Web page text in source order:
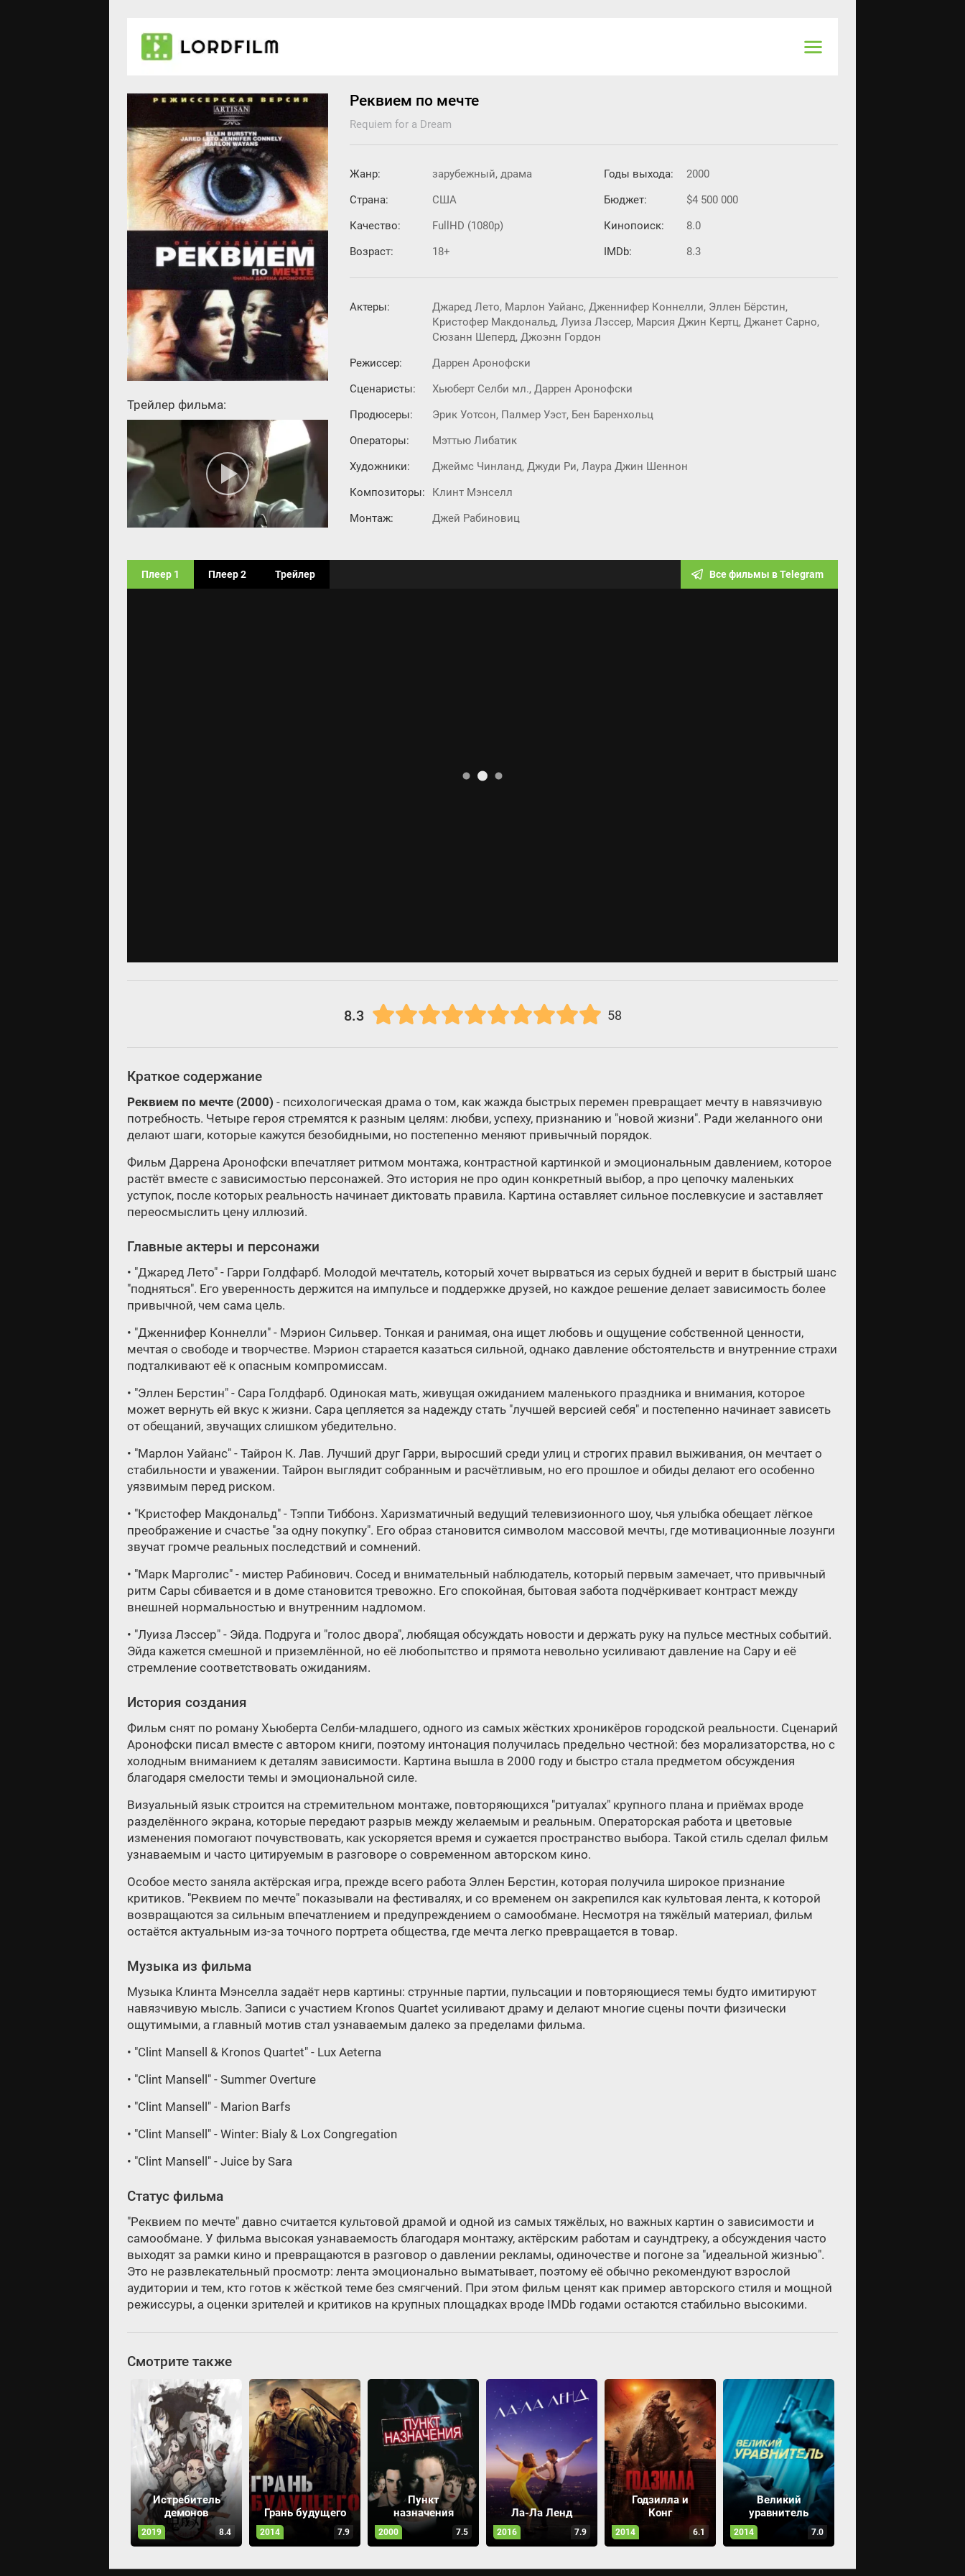
Трейлер фильма:
Реквием по мечте
Requiem for a Dream
Жанр:
зарубежный, драма
Страна:
США
Качество:
FullHD (1080p)
Возраст:
18+
Годы выхода:
2000
Бюджет:
$4 500 000
Кинопоиск:
8.0
IMDb:
8.3
Актеры:
Джаред Лето, Марлон Уайанс, Дженнифер Коннелли, Эллен Бёрстин,
Кристофер Макдональд, Луиза Лэссер, Марсия Джин Кертц, Джанет Сарно,
Сюзанн Шеперд, Джоэнн Гордон
Режиссер:
Даррен Аронофски
Сценаристы:
Хьюберт Селби мл., Даррен Аронофски
Продюсеры:
Эрик Уотсон, Палмер Уэст, Бен Баренхольц
Операторы:
Мэттью Либатик
Художники:
Джеймс Чинланд, Джуди Ри, Лаура Джин Шеннон
Композиторы:
Клинт Мэнселл
Монтаж:
Джей Рабиновиц
Плеер 1 Плеер 2 Трейлер Все фильмы в Telegram
8.3 58
Краткое содержание
Реквием по мечте (2000) - психологическая драма о том, как жажда быстрых перемен превращает мечту в навязчивую
потребность. Четыре героя стремятся к разным целям: любви, успеху, признанию и "новой жизни". Ради желанного они
делают шаги, которые кажутся безобидными, но постепенно меняют привычный порядок.
Фильм Даррена Аронофски впечатляет ритмом монтажа, контрастной картинкой и эмоциональным давлением, которое
растёт вместе с зависимостью персонажей. Это история не про один конкретный выбор, а про цепочку маленьких
уступок, после которых реальность начинает диктовать правила. Картина оставляет сильное послевкусие и заставляет
переосмыслить цену иллюзий.
Главные актеры и персонажи
• "Джаред Лето" - Гарри Голдфарб. Молодой мечтатель, который хочет вырваться из серых будней и верит в быстрый шанс
"подняться". Его уверенность держится на импульсе и поддержке друзей, но каждое решение делает зависимость более
привычной, чем сама цель.
• "Дженнифер Коннелли" - Мэрион Сильвер. Тонкая и ранимая, она ищет любовь и ощущение собственной ценности,
мечтая о свободе и творчестве. Мэрион старается казаться сильной, однако давление обстоятельств и внутренние страхи
подталкивают её к опасным компромиссам.
• "Эллен Берстин" - Сара Голдфарб. Одинокая мать, живущая ожиданием маленького праздника и внимания, которое
может вернуть ей вкус к жизни. Сара цепляется за надежду стать "лучшей версией себя" и постепенно начинает зависеть
от обещаний, звучащих слишком убедительно.
• "Марлон Уайанс" - Тайрон К. Лав. Лучший друг Гарри, выросший среди улиц и строгих правил выживания, он мечтает о
стабильности и уважении. Тайрон выглядит собранным и расчётливым, но его прошлое и обиды делают его особенно
уязвимым перед риском.
• "Кристофер Макдональд" - Тэппи Тиббонз. Харизматичный ведущий телевизионного шоу, чья улыбка обещает лёгкое
преображение и счастье "за одну покупку". Его образ становится символом массовой мечты, где мотивационные лозунги
звучат громче реальных последствий и сомнений.
• "Марк Марголис" - мистер Рабинович. Сосед и внимательный наблюдатель, который первым замечает, что привычный
ритм Сары сбивается и в доме становится тревожно. Его спокойная, бытовая забота подчёркивает контраст между
внешней нормальностью и внутренним надломом.
• "Луиза Лэссер" - Эйда. Подруга и "голос двора", любящая обсуждать новости и держать руку на пульсе местных событий.
Эйда кажется смешной и приземлённой, но её любопытство и прямота невольно усиливают давление на Сару и её
стремление соответствовать ожиданиям.
История создания
Фильм снят по роману Хьюберта Селби-младшего, одного из самых жёстких хроникёров городской реальности. Сценарий
Аронофски писал вместе с автором книги, поэтому интонация получилась предельно честной: без морализаторства, но с
холодным вниманием к деталям зависимости. Картина вышла в 2000 году и быстро стала предметом обсуждения
благодаря смелости темы и эмоциональной силе.
Визуальный язык строится на стремительном монтаже, повторяющихся "ритуалах" крупного плана и приёмах вроде
разделённого экрана, которые передают разрыв между желаемым и реальным. Операторская работа и цветовые
изменения помогают почувствовать, как ускоряется время и сужается пространство выбора. Такой стиль сделал фильм
узнаваемым и часто цитируемым в разговоре о современном авторском кино.
Особое место заняла актёрская игра, прежде всего работа Эллен Берстин, которая получила широкое признание
критиков. "Реквием по мечте" показывали на фестивалях, и со временем он закрепился как культовая лента, к которой
возвращаются за сильным впечатлением и предупреждением о самообмане. Несмотря на тяжёлый материал, фильм
остаётся актуальным из-за точного портрета общества, где мечта легко превращается в товар.
Музыка из фильма
Музыка Клинта Мэнселла задаёт нерв картины: струнные партии, пульсации и повторяющиеся темы будто имитируют
навязчивую мысль. Записи с участием Kronos Quartet усиливают драму и делают многие сцены почти физически
ощутимыми, а главный мотив стал узнаваемым далеко за пределами фильма.
• "Clint Mansell & Kronos Quartet" - Lux Aeterna
• "Clint Mansell" - Summer Overture
• "Clint Mansell" - Marion Barfs
• "Clint Mansell" - Winter: Bialy & Lox Congregation
• "Clint Mansell" - Juice by Sara
Статус фильма
"Реквием по мечте" давно считается культовой драмой и одной из самых тяжёлых, но важных картин о зависимости и
самообмане. У фильма высокая узнаваемость благодаря монтажу, актёрским работам и саундтреку, а обсуждения часто
выходят за рамки кино и превращаются в разговор о давлении рекламы, одиночестве и погоне за "идеальной жизнью".
Это не развлекательный просмотр: лента эмоционально выматывает, поэтому её обычно рекомендуют взрослой
аудитории и тем, кто готов к жёсткой теме без смягчений. При этом фильм ценят как пример авторского стиля и мощной
режиссуры, а оценки зрителей и критиков на крупных площадках вроде IMDb годами остаются стабильно высокими.
Смотрите также
Истребитель
демонов
2019 8.4
Грань будущего
2014 7.9
Пункт
назначения
2000 7.5
Ла-Ла Ленд
2016 7.9
Годзилла и
Конг
2014 6.1
Великий
уравнитель
2014 7.0